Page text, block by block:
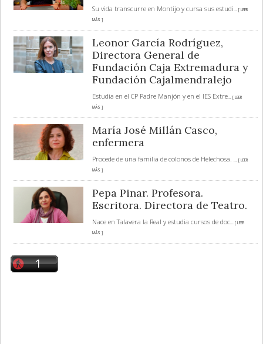
Su vida transcurre en Montijo y cursa sus estudi... [ LEER
MÁS ]
Leonor García Rodríguez,
Directora General de
Fundación Caja Extremadura y
Fundación Cajalmendralejo
Estudia en el CP Padre Manjón y en el IES Extre... [ LEER
MÁS ]
María José Millán Casco,
enfermera
Procede de una familia de colonos de Helechosa. ... [ LEER
MÁS ]
Pepa Pinar. Profesora.
Escritora. Directora de Teatro.
Nace en Talavera la Real y estudia cursos de doc... [ LEER
MÁS ]